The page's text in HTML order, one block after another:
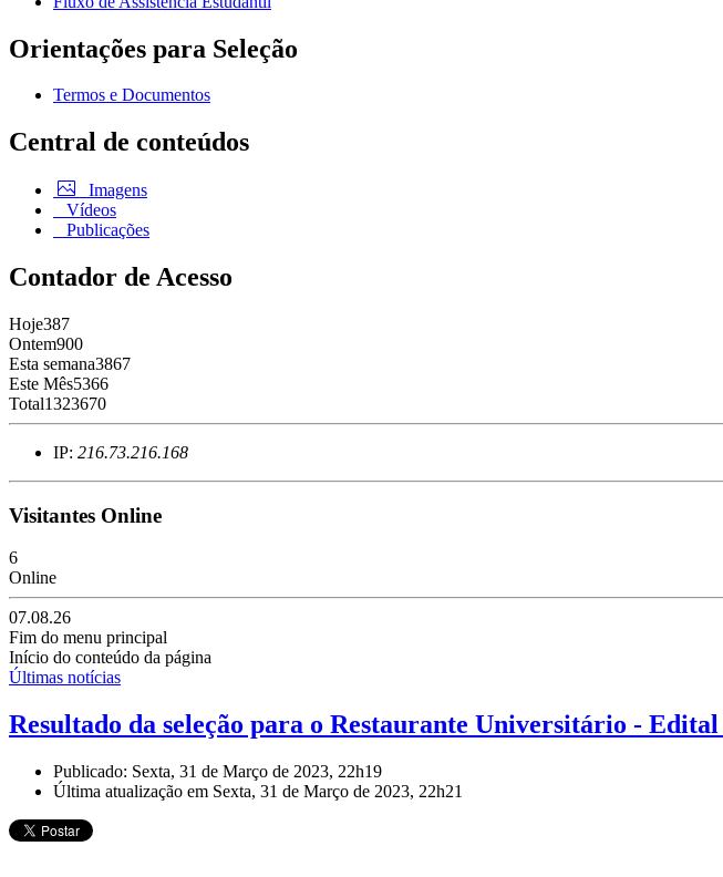
Orientações para Seleção
Termos e Documentos
Central de conteúdos
Imagens
Vídeos
Publicações
Contador de Acesso
Hoje387
Ontem900
Esta semana3867
Este Mês5366
Total1323670
IP: 216.73.216.168
Visitantes Online
6
Online
07.08.26
Fim do menu principal
Início do conteúdo da página
Últimas notícias
Resultado da seleção para o Restaurante Universitário -
Publicado: Sexta, 31 de Março de 2023, 22h19
Última atualização em Sexta, 31 de Março de 2023, 22h21